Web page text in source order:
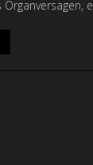
Organversagen,